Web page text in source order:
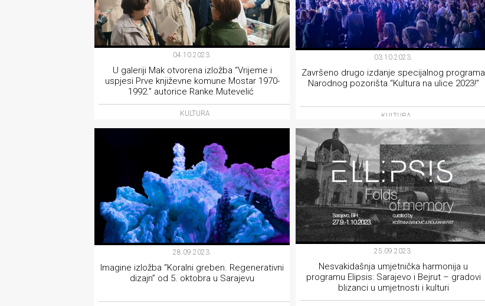
04.10.2023.
U galeriji Mak otvorena izložba “Vrijeme i
uspjesi Prve književne komune Mostar 1970-
1992.” autorice Ranke Mutevelić
KULTURA
03.10.2023.
Završeno drugo izdanje specijalnog programa
Narodnog pozorišta “Kultura na ulice 2023!”
KULTURA
28.09.2023.
Imagine izložba “Koralni greben. Regenerativni
dizajn” od 5. oktobra u Sarajevu
25.09.2023.
Nesvakidašnja umjetnička harmonija u
programu Elipsis: Sarajevo i Bejrut – gradovi
blizanci u umjetnosti i kulturi